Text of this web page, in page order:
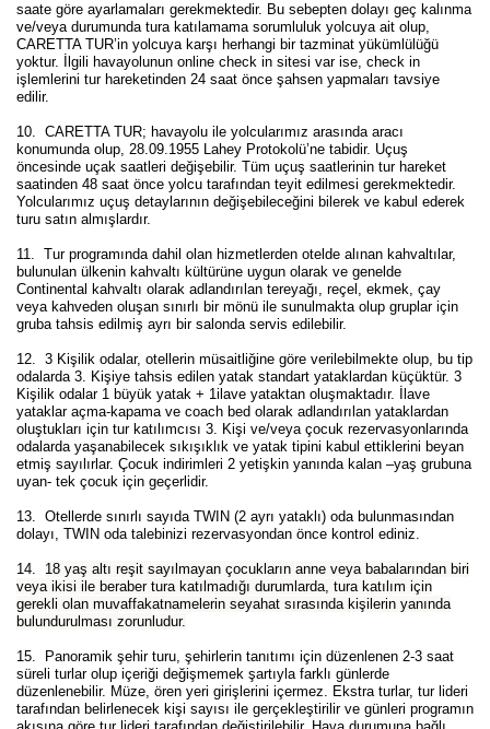
saate göre ayarlamaları gerekmektedir. Bu sebepten dolayı geç kalınma
ve/veya durumunda tura katılamama sorumluluk yolcuya ait olup,
CARETTA TUR’in yolcuya karşı herhangi bir tazminat yükümlülüğü
yoktur. İlgili havayolunun online check in sitesi var ise, check in
işlemlerini tur hareketinden 24 saat önce şahsen yapmaları tavsiye
edilir.
10. CARETTA TUR; havayolu ile yolcularımız arasında aracı
konumunda olup, 28.09.1955 Lahey Protokolü’ne tabidir. Uçuş
öncesinde uçak saatleri değişebilir. Tüm uçuş saatlerinin tur hareket
saatinden 48 saat önce yolcu tarafından teyit edilmesi gerekmektedir.
Yolcularımız uçuş detaylarının değişebileceğini bilerek ve kabul ederek
turu satın almışlardır.
11. Tur programında dahil olan hizmetlerden otelde alınan kahvaltılar,
bulunulan ülkenin kahvaltı kültürüne uygun olarak ve genelde
Continental kahvaltı olarak adlandırılan tereyağı, reçel, ekmek, çay
veya kahveden oluşan sınırlı bir mönü ile sunulmakta olup gruplar için
gruba tahsis edilmiş ayrı bir salonda servis edilebilir.
12. 3 Kişilik odalar, otellerin müsaitliğine göre verilebilmekte olup, bu tip
odalarda 3. Kişiye tahsis edilen yatak standart yataklardan küçüktür. 3
Kişilik odalar 1 büyük yatak + 1ilave yataktan oluşmaktadır. İlave
yataklar açma-kapama ve coach bed olarak adlandırılan yataklardan
oluştukları için tur katılımcısı 3. Kişi ve/veya çocuk rezervasyonlarında
odalarda yaşanabilecek sıkışıklık ve yatak tipini kabul ettiklerini beyan
etmiş sayılırlar. Çocuk indirimleri 2 yetişkin yanında kalan –yaş grubuna
uyan- tek çocuk için geçerlidir.
13. Otellerde sınırlı sayıda TWIN (2 ayrı yataklı) oda bulunmasından
dolayı, TWIN oda talebinizi rezervasyondan önce kontrol ediniz.
14. 18 yaş altı reşit sayılmayan çocukların anne veya babalarından biri
veya ikisi ile beraber tura katılmadığı durumlarda, tura katılım için
gerekli olan muvaffakatnamelerin seyahat sırasında kişilerin yanında
bulundurulması zorunludur.
15.
Panoramik şehir turu, şehirlerin tanıtımı için düzenlenen 2-3 saat
süreli turlar olup içeriği değişmemek şartıyla farklı günlerde
düzenlenebilir. Müze, ören yeri girişlerini içermez. Ekstra turlar, tur lideri
tarafından belirlenecek kişi sayısı ile gerçekleştirilir ve günleri programın